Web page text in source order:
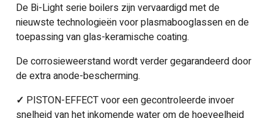
De Bi-Light serie boilers zijn vervaardigd met de
nieuwste technologieën voor plasmabooglassen en de
toepassing van glas-keramische coating.
De corrosieweerstand wordt verder gegarandeerd door
de extra anode-bescherming.
✓ PISTON-EFFECT voor een gecontroleerde invoer